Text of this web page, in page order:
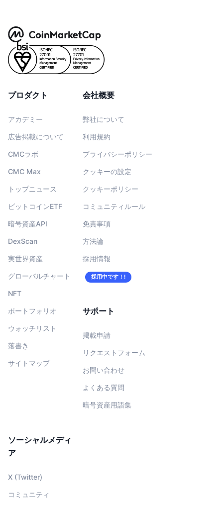
プロダクト
アカデミー
広告掲載について
CMCラボ
CMC Max
トップニュース
ビットコインETF
暗号資産API
DexScan
実世界資産
グローバルチャート
NFT
ポートフォリオ
ウォッチリスト
落書き
サイトマップ
会社概要
弊社について
利用規約
プライバシーポリシー
クッキーの設定
クッキーポリシー
コミュニティルール
免責事項
方法論
採用情報
採用中です！!
サポート
掲載申請
リクエストフォーム
お問い合わせ
よくある質問
暗号資産用語集
ソーシャルメディ
ア
X (Twitter)
コミュニティ